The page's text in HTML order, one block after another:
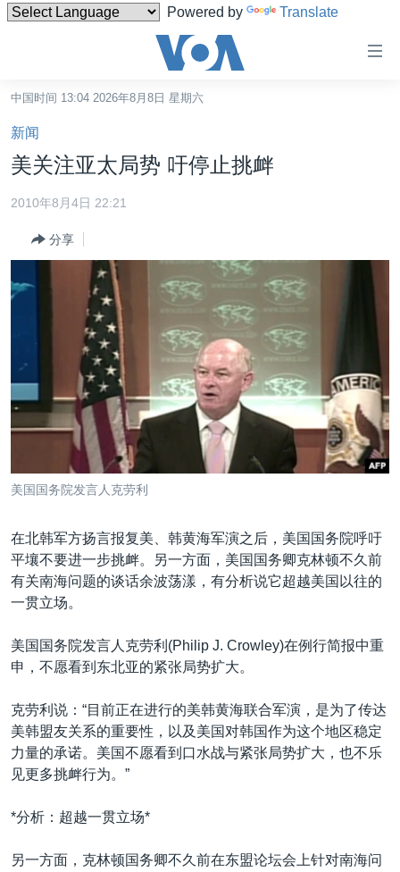
Powered by Translate
碍
链
接
跳
转
容
跳
转
跳
转
到
索
港澳
最新国际新闻
欧洲
非洲
美洲
经济·金融·贸易
人权·法律·宗教
科教·文娱·体健
军事
劳工
热点专题
白宫要闻
国会报道
美中关系
埃博拉疫情
美国之音专访
重要讲话与声明
南中国海争端
关注新疆
GEN Z 看美国
VOA视频
VOA今日焦点
中文广播
其他语言网站
中国时间 13:04 2026年8月8日 星期六
新闻
美关注亚太局势 吁停止挑衅
2010年8月4日 22:21
分享
美国国务院发言人克劳利
在北韩军方扬言报复美、韩黄海军演之后，美国国务院呼吁
平壤不要进一步挑衅。另一方面，美国国务卿克林顿不久前
有关南海问题的谈话余波荡漾，有分析说它超越美国以往的
一贯立场。
美国国务院发言人克劳利(Philip J. Crowley)在例行简报中重
申，不愿看到东北亚的紧张局势扩大。
克劳利说：“目前正在进行的美韩黄海联合军演，是为了传达
美韩盟友关系的重要性，以及美国对韩国作为这个地区稳定
力量的承诺。美国不愿看到口水战与紧张局势扩大，也不乐
见更多挑衅行为。”
*分析：超越一贯立场*
另一方面，克林顿国务卿不久前在东盟论坛会上针对南海问